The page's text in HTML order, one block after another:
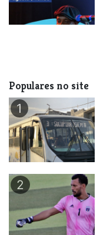
Populares no site
1
2